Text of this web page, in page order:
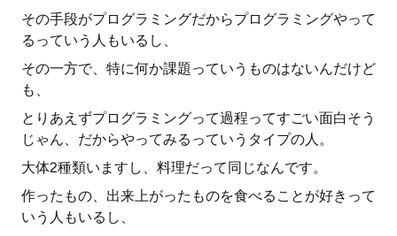
その手段がプログラミングだからプログラミングやって
るっていう人もいるし、
その一方で、特に何か課題っていうものはないんだけど
も、
とりあえずプログラミングって過程ってすごい面白そう
じゃん、だからやってみるっていうタイプの人。
大体2種類いますし、料理だって同じなんです。
作ったもの、出来上がったものを食べることが好きって
いう人もいるし、